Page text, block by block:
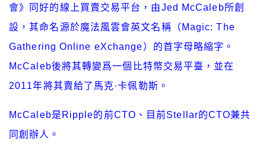
會》同好的線上買賣交易平台，由Jed McCaleb所創
設，其命名源於魔法風雲會英文名稱（Magic: The
Gathering Online eXchange）的首字母略縮字。
McCaleb後將其轉變爲一個比特幣交易平臺，並在
2011年將其賣給了馬克·卡佩勒斯。
McCaleb是Ripple的前CTO、目前Stellar的CTO兼共
同創辦人。